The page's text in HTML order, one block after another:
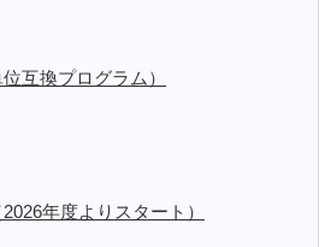
互換プログラム）
年度よりスタート）